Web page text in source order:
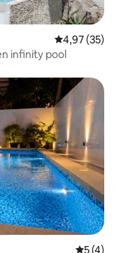
Gemiddelde
4,97 (35)
infinity pool
5 (4)